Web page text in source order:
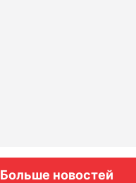
Больше новостей